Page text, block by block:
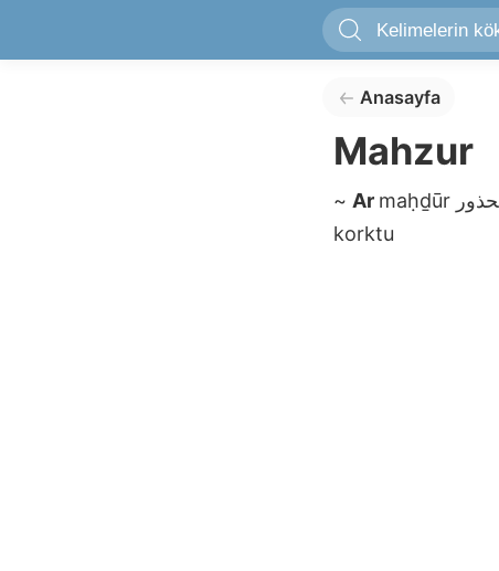
Anasayfa
Mahzur
~ Ar maḥḏūr
korktu